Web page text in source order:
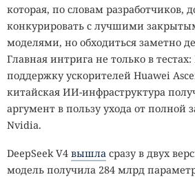
которая, по словам разработчиков,
конкурировать с лучшими
моделями, но обходиться заметно
Главная интрига не только в тестах:
поддержку ускорителей Huawei
китайская ИИ-инфраструктура
аргумент в пользу ухода от полной
Nvidia.
DeepSeek V4 вышла сразу в двух
модель получила 284 млрд